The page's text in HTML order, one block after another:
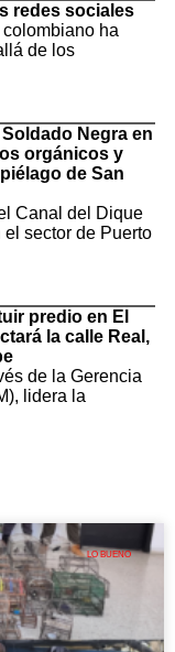
redes sociales
ha
de los
Negra en
orgánicos y
de San
Canal del Dique
sector de Puerto
predio en El
la calle Real,
de la Gerencia
lidera la
LO BUENO